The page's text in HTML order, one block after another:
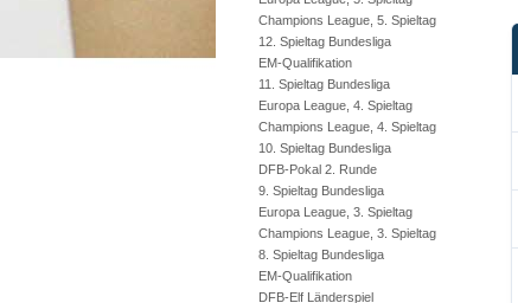
Champions League, 5. Spieltag
12. Spieltag Bundesliga
EM-Qualifikation
11. Spieltag Bundesliga
Europa League, 4. Spieltag
Champions League, 4. Spieltag
10. Spieltag Bundesliga
DFB-Pokal 2. Runde
9. Spieltag Bundesliga
Europa League, 3. Spieltag
Champions League, 3. Spieltag
8. Spieltag Bundesliga
EM-Qualifikation
DFB-Elf Länderspiel